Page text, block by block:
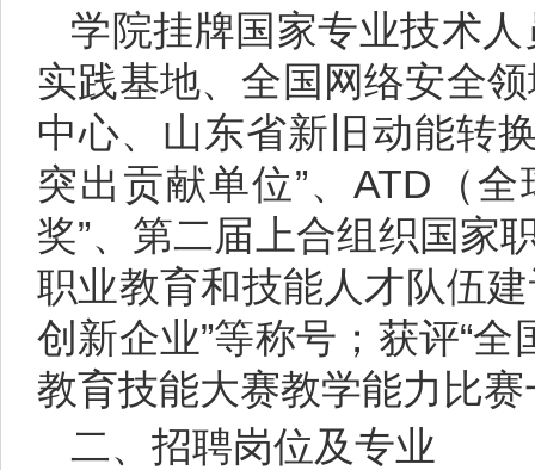
学院挂牌国家专业技术
实践基地、全国网络安全
中心、山东省新旧动能转
突出贡献单位”、ATD（
奖”、第二届上合组织国家
职业教育和技能人才队伍
创新企业”等称号；获评“
教育技能大赛教学能力比
二、招聘岗位及专业